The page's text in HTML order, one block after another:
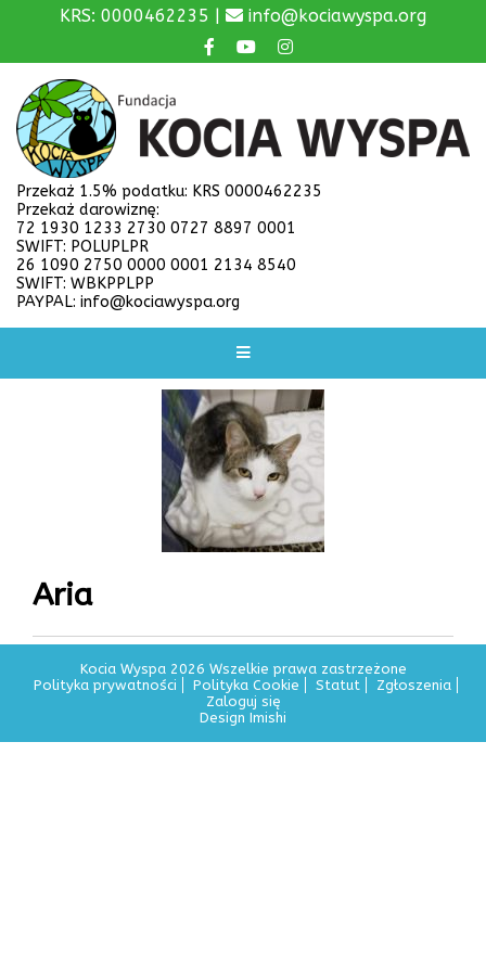
KRS: 0000462235 | info@kociawyspa.org
Przekaż 1.5% podatku: KRS 0000462235
Przekaż darowiznę:
72 1930 1233 2730 0727 8897 0001
SWIFT: POLUPLPR
26 1090 2750 0000 0001 2134 8540
SWIFT: WBKPPLPP
PAYPAL: info@kociawyspa.org
Aria
Kocia Wyspa 2026 Wszelkie prawa zastrzeżone
Polityka prywatności
Polityka Cookie Statut
Zgłoszenia
Zaloguj się
Design Imishi